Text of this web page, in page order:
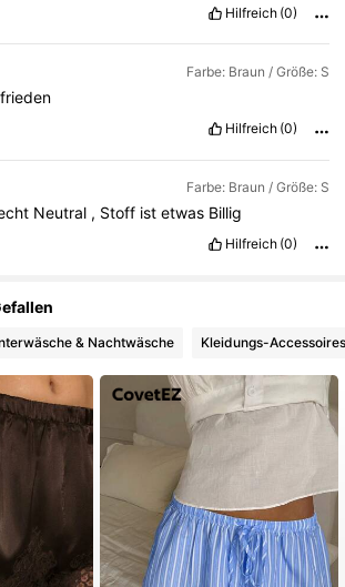
Hilfreich (0)
Farbe: Braun / Größe: S
Hilfreich (0)
Farbe: Braun / Größe: S
Neutral , Stoff istetwas Billig
Hilfreich (0)
& Nachtwäsche Kleidungs-Accessoires